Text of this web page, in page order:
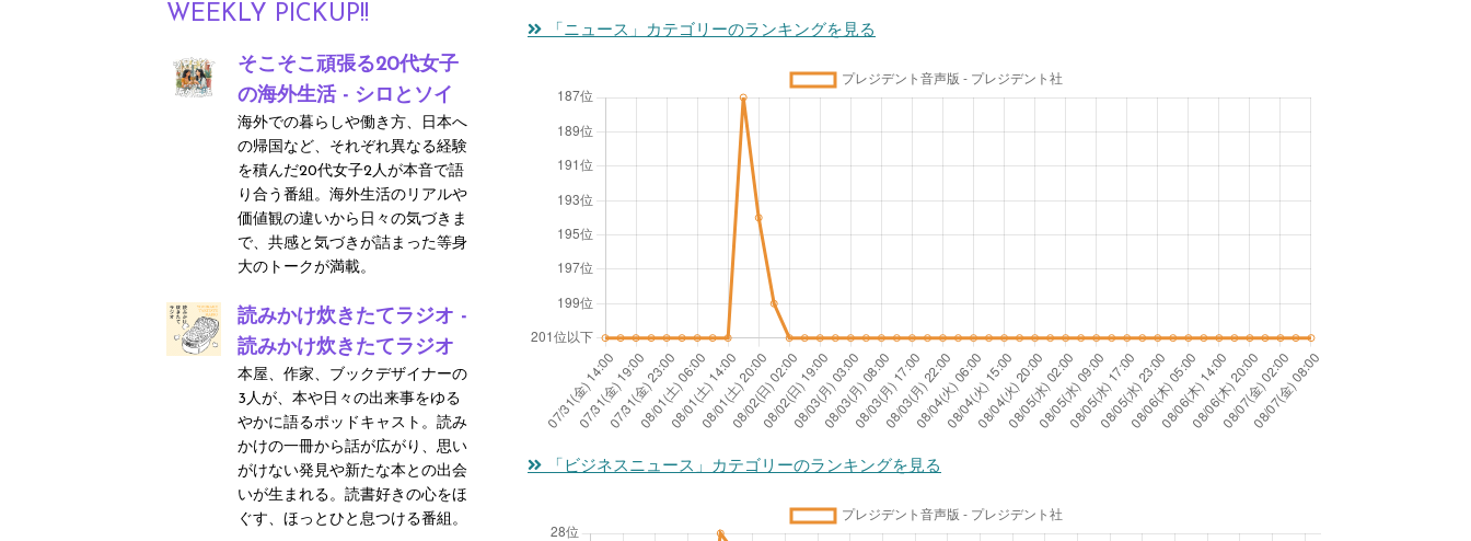
WEEKLY PICKUP!!
そこそこ頑張る20代女子
の海外生活 - シロとソイ
海外での暮らしや働き方、日本へ
の帰国など、それぞれ異なる経験
を積んだ20代女子2人が本音で語
り合う番組。海外生活のリアルや
価値観の違いから日々の気づきま
で、共感と気づきが詰まった等身
大のトークが満載。
読みかけ炊きたてラジオ -
読みかけ炊きたてラジオ
本屋、作家、ブックデザイナーの
3人が、本や日々の出来事をゆる
やかに語るポッドキャスト。読み
かけの一冊から話が広がり、思い
がけない発見や新たな本との出会
いが生まれる。読書好きの心をほ
ぐす、ほっとひと息つける番組。
「ニュース」カテゴリーのランキングを見る
「ビジネスニュース」カテゴリーのランキングを見る